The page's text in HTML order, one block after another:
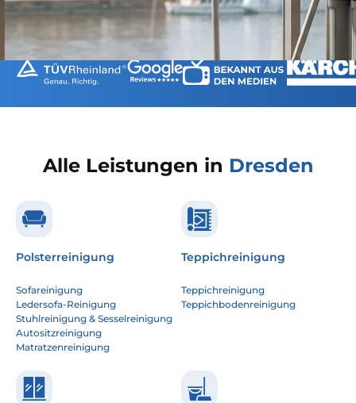
Alle Leistungen in Dresden
Polsterreinigung
Sofareinigung
Ledersofa-Reinigung
Stuhlreinigung & Sesselreinigung
Autositzreinigung
Matratzenreinigung
Teppichreinigung
Teppichreinigung
Teppichbodenreinigung